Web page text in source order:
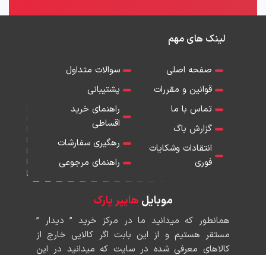
لینک های مهم
صفحه اصلی
قوانین و مقررات
تماس با ما
گزارش باگ
انتقادات وشکایات
فوری
سوالات متداول
پشتیبانی
راهنمای خرید
اقساطی
رهگیری سفارشات
راهنمای مرجوعی
موبایل هایپر پارک
همانطور که میدانید ما در مرکز خرید ” دیدار ”
مستقر هستیم و از این بابت اگر کالایی خارج از
کالاهای معرفی شده در سایت که میدانید در این